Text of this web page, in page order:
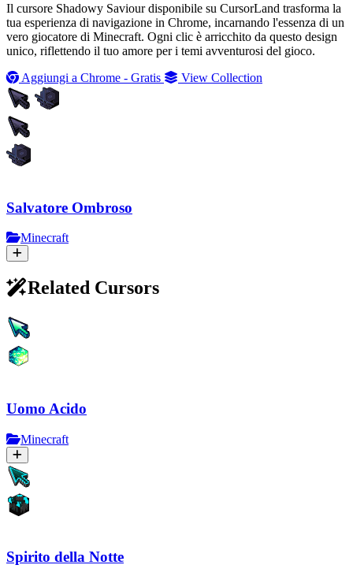
Il cursore Shadowy Saviour disponibile su CursorLand trasforma la
tua esperienza di navigazione in Chrome, incarnando l'essenza di un
vero giocatore di Minecraft. Ogni clic è arricchito da questo design
unico, riflettendo il tuo amore per i temi avventurosi del gioco.
Aggiungi a Chrome - Gratis
View Collection
Salvatore Ombroso
Minecraft
Related Cursors
Uomo Acido
Minecraft
Spirito della Notte